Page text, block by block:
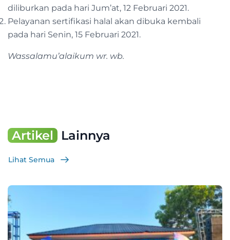
diliburkan pada hari Jum’at, 12 Februari 2021.
Pelayanan sertifikasi halal akan dibuka kembali
pada hari Senin, 15 Februari 2021.
Wassalamu’alaikum wr. wb.
Artikel Lainnya
Lihat Semua